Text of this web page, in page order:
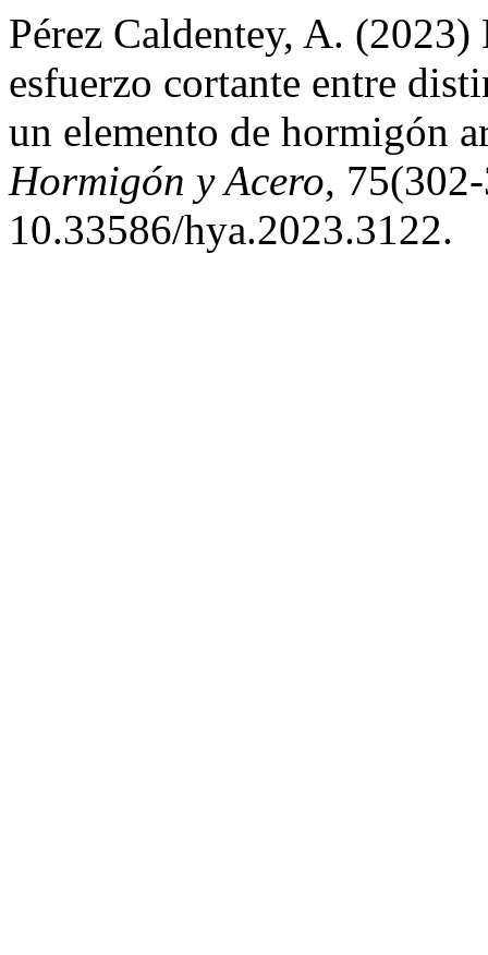
Pérez Caldentey, A.
esfuerzo cortante entre
un elemento de hormigón
Hormigón y Acero,
10.33586/hya.2023.3122.